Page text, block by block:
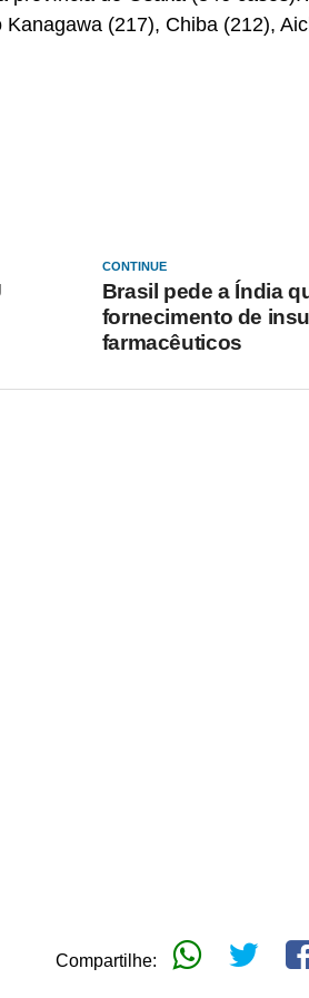
(217), Chiba (212),
CONTINUE
Brasil pede a Índia
fornecimento de
farmacêuticos
Compartilhe: